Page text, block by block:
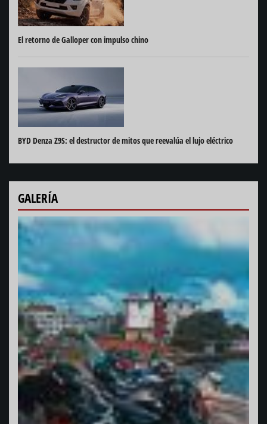
El retorno de Galloper con impulso chino
BYD Denza Z9S: el destructor de mitos que reevalúa el lujo eléctrico
GALERÍA